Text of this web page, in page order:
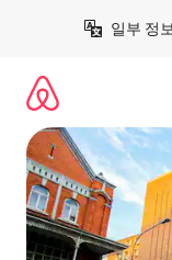
일부 정